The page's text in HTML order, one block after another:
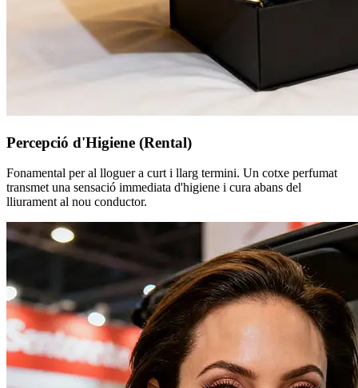
Percepció d'Higiene (Rental)
Fonamental per al lloguer a curt i llarg termini. Un cotxe perfumat
transmet una sensació immediata d'higiene i cura abans del
lliurament al nou conductor.